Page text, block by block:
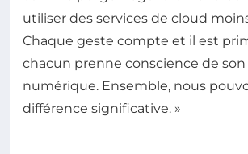
utiliser des services de cloud
Chaque geste compte et il est
chacun prenne conscience de
numérique. Ensemble, nous
différence significative. »